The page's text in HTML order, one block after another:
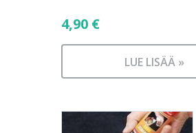
4,90 €
LUE LISÄÄ »